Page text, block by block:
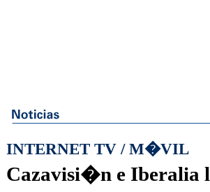
INTERNET TV / M�VIL
Cazavisi�n e Iberalia